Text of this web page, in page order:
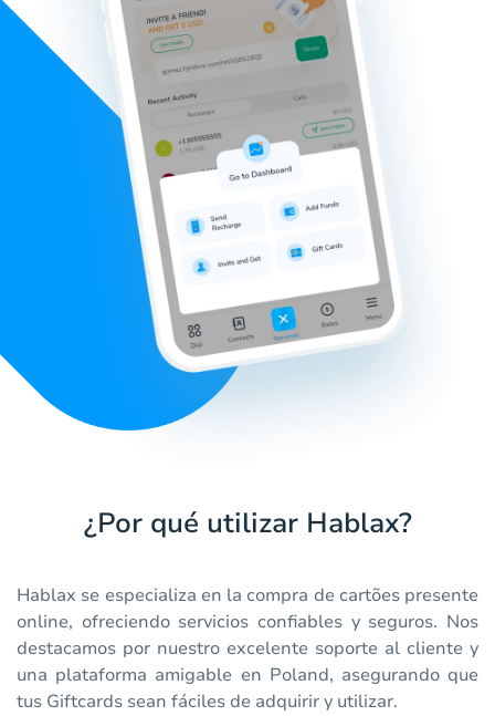
¿Por qué utilizar Hablax?
Hablax se especializa en la compra de cartões presente
online, ofreciendo servicios confiables y seguros. Nos
destacamos por nuestro excelente soporte al cliente y
una plataforma amigable en Poland, asegurando que
tus Giftcards sean fáciles de adquirir y utilizar.